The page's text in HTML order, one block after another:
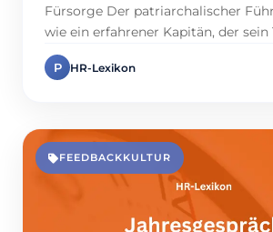
Fürsorge Der patriarchalischer
wie ein erfahrener Kapitän, der sein
klarer Richtung und echter Nähe
einer Umfrage von 2024 schätzen
Anpassung wirkt sie jedoch veraltet.
Lexikon-Eintrag zeigt dir, wie dieser
P HR-Lexikon
FEEDBACKKULTUR